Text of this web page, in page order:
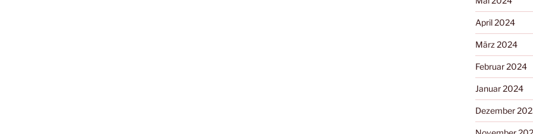
April 2024
März 2024
Februar 2024
Januar 2024
Dezember